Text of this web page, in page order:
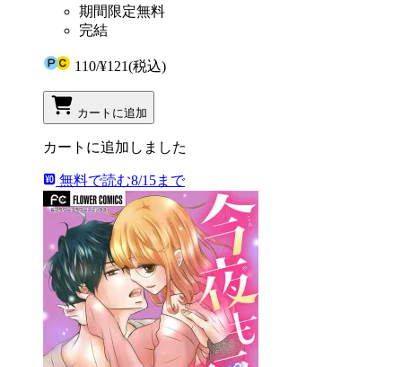
期間限定無料
完結
110/¥121(税込)
カートに追加
カートに追加しました
無料で読む8/15まで